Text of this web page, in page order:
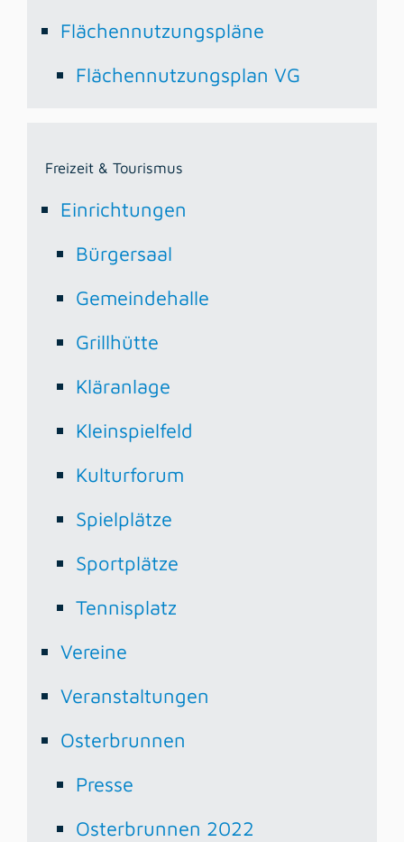
Flächennutzungspläne
Flächennutzungsplan VG
Freizeit & Tourismus
Einrichtungen
Bürgersaal
Gemeindehalle
Grillhütte
Kläranlage
Kleinspielfeld
Kulturforum
Spielplätze
Sportplätze
Tennisplatz
Vereine
Veranstaltungen
Osterbrunnen
Presse
Osterbrunnen 2022